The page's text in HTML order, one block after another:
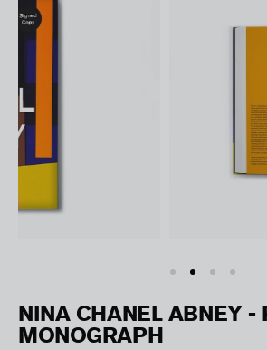
NINA CHANEL ABNEY -
MONOGRAPH